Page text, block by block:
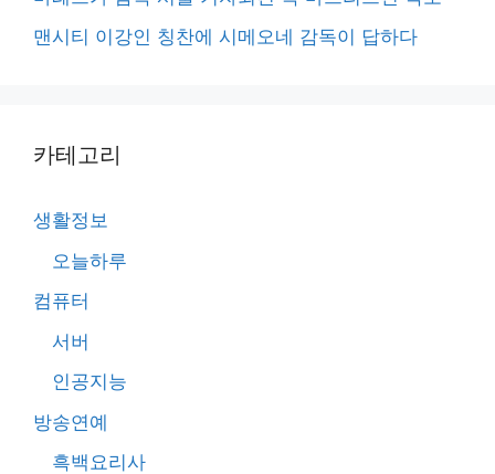
맨시티 이강인 칭찬에 시메오네 감독이 답하다
카테고리
생활정보
오늘하루
컴퓨터
서버
인공지능
방송연예
흑백요리사